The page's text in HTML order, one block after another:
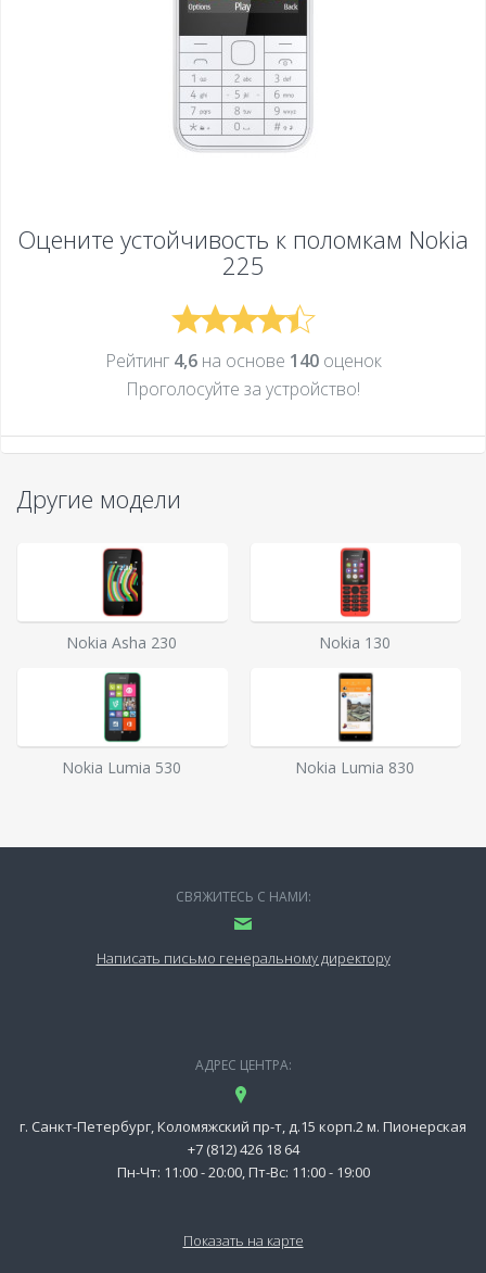
Оцените устойчивость к поломкам Nokia
225
Рейтинг 4,6на основе 140оценок
Проголосуйте за устройcтво!
Другие модели
Nokia Asha 230 Nokia 130
Nokia Lumia 530 Nokia Lumia 830
СВЯЖИТЕСЬ С НАМИ:
Написать письмо генеральному директору
АДРЕС ЦЕНТРА:
г. Санкт-Петербург, Коломяжский пр-т, д.15 корп.2 м. Пионерская
+7 (812) 426 18 64
Пн-Чт: 11:00 - 20:00, Пт-Вс: 11:00 - 19:00
Показать на карте